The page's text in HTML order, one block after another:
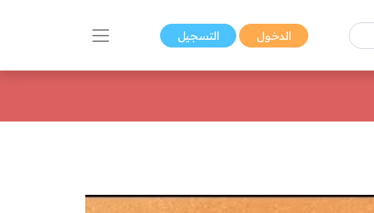
الدخول التسجيل